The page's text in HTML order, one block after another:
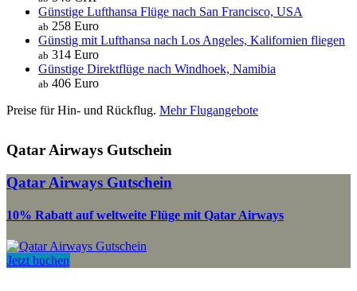
Günstige Lufthansa Flüge nach San Francisco, USA
ab 258 Euro
Günstig mit Lufthansa nach Los Angeles, Kalifornien fliegen
ab 314 Euro
Günstige Direktflüge nach Windhoek, Namibia
ab 406 Euro
Preise für Hin- und Rückflug. Mehr Flugangebote
Qatar Airways Gutschein
Qatar Airways Gutschein
10% Rabatt auf weltweite Flüge mit Qatar Airways
Jetzt buchen